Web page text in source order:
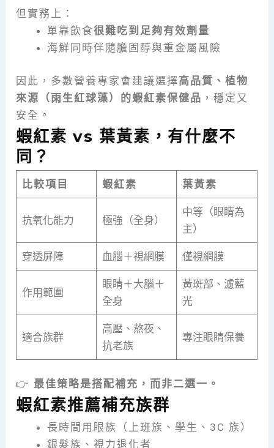
但實務上：
單靠飲食很難吃到足夠有效劑量
海鮮同時伴隨膽固醇與重金屬風險
因此，多數營養專家會建議選擇高品質、植物
來源（雨生紅球藻）的蝦紅素保健品 ，穩定又
安全。
蝦紅素 vs 葉黃素，有什麼不
同？
比較項目 蝦紅素 葉黃素
抗氧化能力 極強（全身）
中等（眼睛為
主）
穿透屏障 血腦＋視網膜 僅視網膜
作用範圍
眼睛＋大腦＋
全身
黃斑部、濾藍
光
適合族群
高壓、熬夜、
抗老族
專注眼睛保養
👉最佳策略是搭配補充，而非二選一。
蝦紅素推薦補充族群
長時間用眼族（上班族、學生、3C 族）
銀髮族、視力退化者